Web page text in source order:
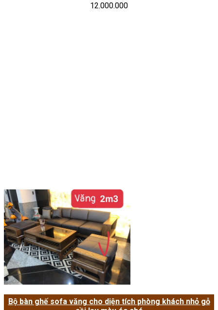
12.000.000
Bộ bàn ghế sofa văng cho diện tích phòng khách nhỏ gỗ